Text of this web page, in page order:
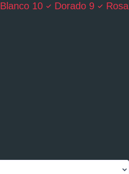
Blanco 10 Dorado 9
Rosa